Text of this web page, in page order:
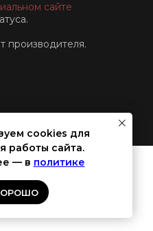
сайте
производителя.
cookies для
работы сайта.
— в политике